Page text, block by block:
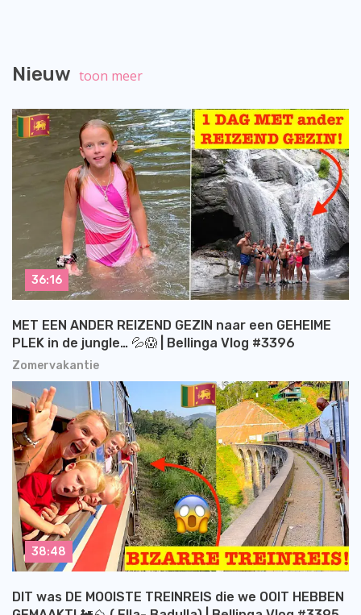
Nieuw toon meer
Zomervakantie
MET EEN ANDER REIZEND GEZIN naar een GEHEIME
PLEK in de jungle… 💦😱 | Bellinga Vlog #3396
36:16
DIT was DE MOOISTE TREINREIS die we OOIT HEBBEN
38:48